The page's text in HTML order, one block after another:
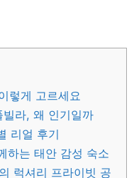
렇게 고르세요
라, 왜 인기일까
리얼 후기
하는 태안 감성 숙소
럭셔리 프라이빗 공